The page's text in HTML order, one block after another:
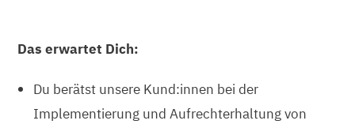
Das erwartet Dich:
Du berätst unsere Kund:innen bei der
Implementierung und Aufrechterhaltung von